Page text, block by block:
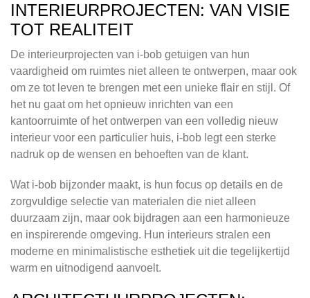
INTERIEURPROJECTEN: VAN VISIE
TOT REALITEIT
De interieurprojecten van i-bob getuigen van hun
vaardigheid om ruimtes niet alleen te ontwerpen, maar ook
om ze tot leven te brengen met een unieke flair en stijl. Of
het nu gaat om het opnieuw inrichten van een
kantoorruimte of het ontwerpen van een volledig nieuw
interieur voor een particulier huis, i-bob legt een sterke
nadruk op de wensen en behoeften van de klant.
Wat i-bob bijzonder maakt, is hun focus op details en de
zorgvuldige selectie van materialen die niet alleen
duurzaam zijn, maar ook bijdragen aan een harmonieuze
en inspirerende omgeving. Hun interieurs stralen een
moderne en minimalistische esthetiek uit die tegelijkertijd
warm en uitnodigend aanvoelt.